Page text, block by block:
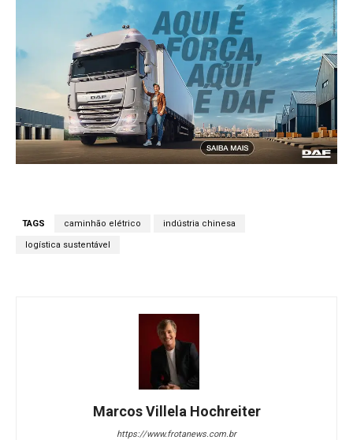
TAGS caminhão elétrico indústria chinesa
logística sustentável
Marcos Villela Hochreiter
https://www.frotanews.com.br